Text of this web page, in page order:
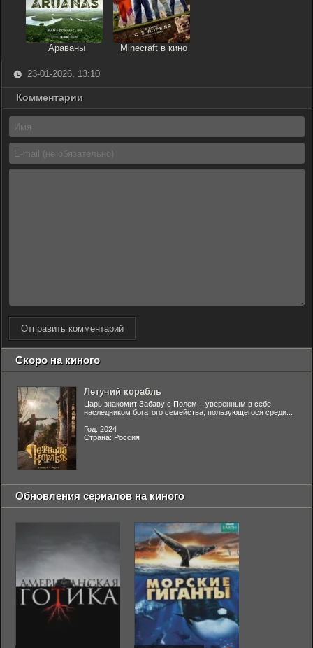
Араваны Minecraft в кино
23-01-2026, 13:10
Комментарии
Отправить комментарий
Скоро на киного
Летучий корабль
Царь знакомит Забаву с Полем – уверенным в себе
наследником богатого семейства, пользующегося среди...
Год: 2024
Страна: Россия
Обновления сериалов на киного